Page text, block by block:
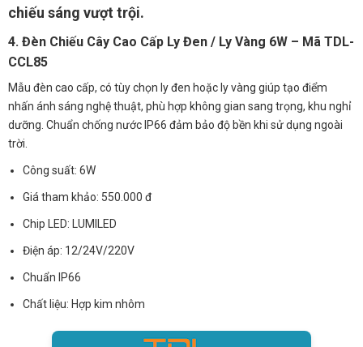
chiếu sáng vượt trội.
4. Đèn Chiếu Cây Cao Cấp Ly Đen / Ly Vàng 6W – Mã TDL-
CCL85
Mẫu đèn cao cấp, có tùy chọn ly đen hoặc ly vàng giúp tạo điểm
nhấn ánh sáng nghệ thuật, phù hợp không gian sang trọng, khu nghỉ
dưỡng. Chuẩn chống nước IP66 đảm bảo độ bền khi sử dụng ngoài
trời.
Công suất: 6W
Giá tham khảo: 550.000 đ
Chip LED: LUMILED
Điện áp: 12/24V/220V
Chuẩn IP66
Chất liệu: Hợp kim nhôm